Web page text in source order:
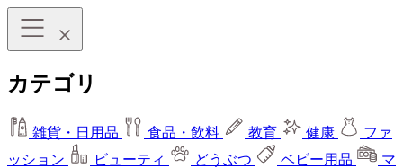
カテゴリ
雑貨・日用品 食品・飲料 教育 健康
ファ
ッション
ビューティ どうぶつ ベビー用品
マ